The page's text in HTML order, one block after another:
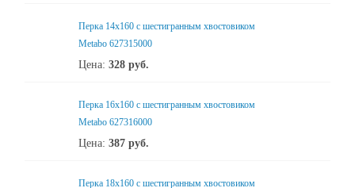
Перка 14x160 с шестигранным хвостовиком
Metabo 627315000
Цена: 328 руб.
Перка 16x160 с шестигранным хвостовиком
Metabo 627316000
Цена: 387 руб.
Перка 18x160 с шестигранным хвостовиком